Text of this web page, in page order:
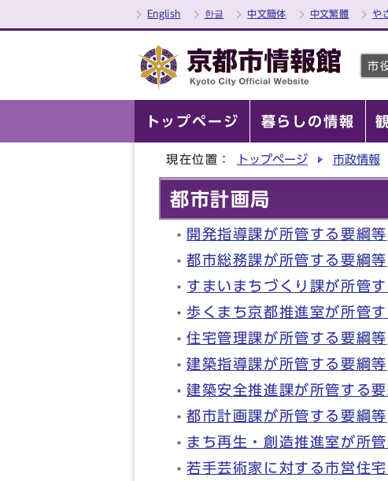
English 한글 中文簡体 中文繁體 や
市
トップページ 暮らしの情報
現在位置： トップページ 市政情報
都市計画局
開発指導課が所管する要綱等
都市総務課が所管する要綱等
すまいまちづくり課が所管す
歩くまち京都推進室が所管
住宅管理課が所管する要綱等
建築指導課が所管する要綱等
建築安全推進課が所管する
都市計画課が所管する要綱等
まち再生・創造推進室が所
若手芸術家に対する市営住